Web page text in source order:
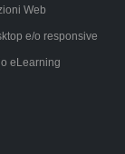
Web
e/o responsive
eLearning